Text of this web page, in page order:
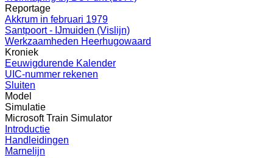
Reportage
Akkrum in februari 1979
Santpoort - IJmuiden (Vislijn)
Werkzaamheden Heerhugowaard
Kroniek
Eeuwigdurende Kalender
UIC-nummer rekenen
Sluiten
Model
Simulatie
Microsoft Train Simulator
Introductie
Handleidingen
Marnelijn